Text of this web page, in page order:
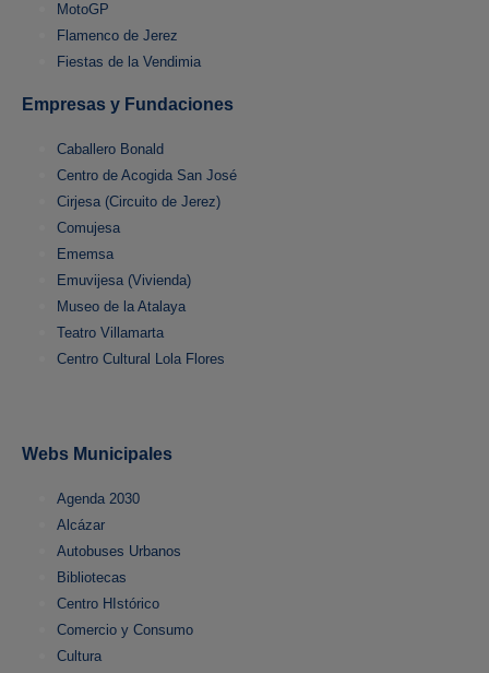
MotoGP
Flamenco de Jerez
Fiestas de la Vendimia
Empresas y Fundaciones
Caballero Bonald
Centro de Acogida San José
Cirjesa (Circuito de Jerez)
Comujesa
Ememsa
Emuvijesa (Vivienda)
Museo de la Atalaya
Teatro Villamarta
Centro Cultural Lola Flores
Webs Municipales
Agenda 2030
Alcázar
Autobuses Urbanos
Bibliotecas
Centro HIstórico
Comercio y Consumo
Cultura